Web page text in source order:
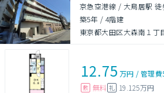
京急空港線 / 大鳥居駅 徒
築5年 / 4階建
東京都大田区大森南１丁
12.75 万円 /管理費
敷 無料 礼 19.125万円